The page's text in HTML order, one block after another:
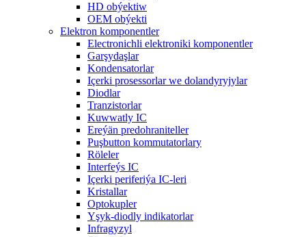
HD obýektiw
OEM obýekti
Elektron komponentler
Electronichli elektroniki komponentler
Garşydaşlar
Kondensatorlar
Içerki prosessorlar we dolandyryjylar
Diodlar
Tranzistorlar
Kuwwatly IC
Ereýän predohraniteller
Puşbutton kommutatorlary
Röleler
Interfeýs IC
Içerki periferiýa IC-leri
Kristallar
Optokupler
Yşyk-diodly indikatorlar
Infragyzyl